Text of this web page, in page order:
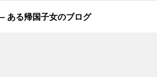
る帰国子女のブログ